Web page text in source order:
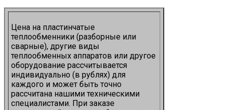
Цена на пластинчатые
теплообменники (разборные или
сварные), другие виды
теплообменных аппаратов или другое
оборудование рассчитывается
индивидуально (в рублях) для
каждого и может быть точно
рассчитана нашими техническими
специалистами. При заказе